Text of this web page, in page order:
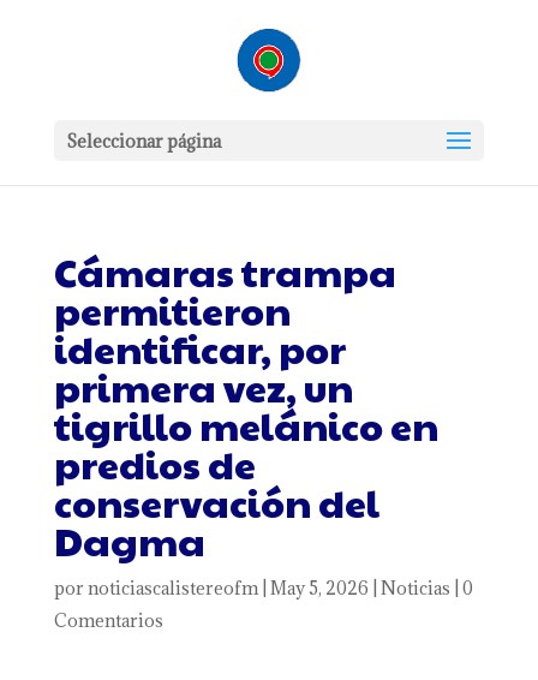
Seleccionar página
Cámaras trampa
permitieron
identificar, por
primera vez, un
tigrillo melánico en
predios de
conservación del
Dagma
por noticiascalistereofm| May 5, 2026 Noticias 0
Comentarios